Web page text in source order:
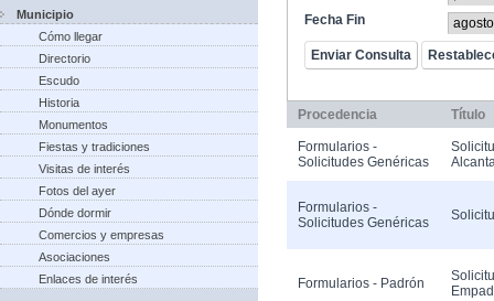
Municipio
Cómo llegar
Directorio
Escudo
Historia
Monumentos
Fiestas y tradiciones
Visitas de interés
Fotos del ayer
Dónde dormir
Comercios y empresas
Asociaciones
Enlaces de interés
Fecha Fin
Procedencia Título
Formularios -
Solicitudes Genéricas
Formularios -
Solicitudes Genéricas
Formularios - Padrón